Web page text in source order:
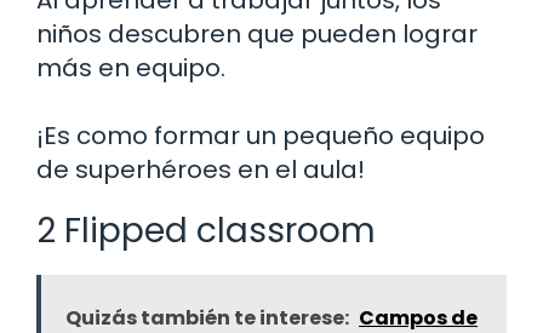
niños descubren que pueden lograr
más en equipo.
¡Es como formar un pequeño equipo
de superhéroes en el aula!
2 Flipped classroom
Quizás también te interese: Campos de